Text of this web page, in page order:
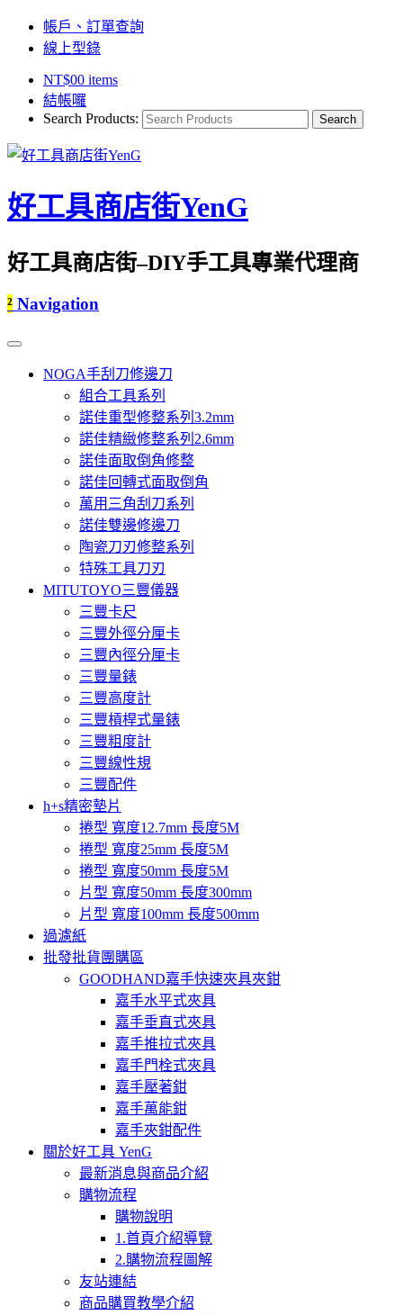
帳戶、訂單查詢
線上型錄
NT$00 items
結帳囉
Search Products:
好工具商店街YenG
好工具商店街–DIY手工具專業代理商
² Navigation
NOGA手刮刀修邊刀
組合工具系列
諾佳重型修整系列3.2mm
諾佳精緻修整系列2.6mm
諾佳面取倒角修整
諾佳回轉式面取倒角
萬用三角刮刀系列
諾佳雙邊修邊刀
陶瓷刀刃修整系列
特殊工具刀刃
MITUTOYO三豐儀器
三豐卡尺
三豐外徑分厘卡
三豐內徑分厘卡
三豐量錶
三豐高度計
三豐槓桿式量錶
三豐粗度計
三豐線性規
三豐配件
h+s精密墊片
捲型 寬度12.7mm 長度5M
捲型 寬度25mm 長度5M
捲型 寬度50mm 長度5M
片型 寬度50mm 長度300mm
片型 寬度100mm 長度500mm
過濾紙
批發批貨團購區
GOODHAND嘉手快速夾具夾鉗
嘉手水平式夾具
嘉手垂直式夾具
嘉手推拉式夾具
嘉手門栓式夾具
嘉手壓著鉗
嘉手萬能鉗
嘉手夾鉗配件
關於好工具 YenG
最新消息與商品介紹
購物流程
購物說明
1.首頁介紹導覽
2.購物流程圖解
友站連結
商品購買教學介紹